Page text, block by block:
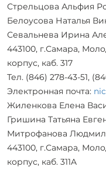
Стрельцова Альфия
Белоусова Наталья
Севальнева Ирина
443100, г.Самара,
корпус, каб. 317
Тел. (846) 278-43-51,
Электронная почта:
Жиленкова Елена
Гришина Татьяна
Митрофанова
443100, г.Самара,
корпус, каб. 311A